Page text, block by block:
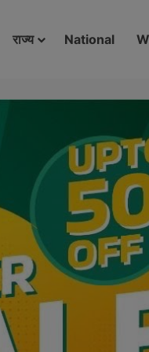
राज्य National